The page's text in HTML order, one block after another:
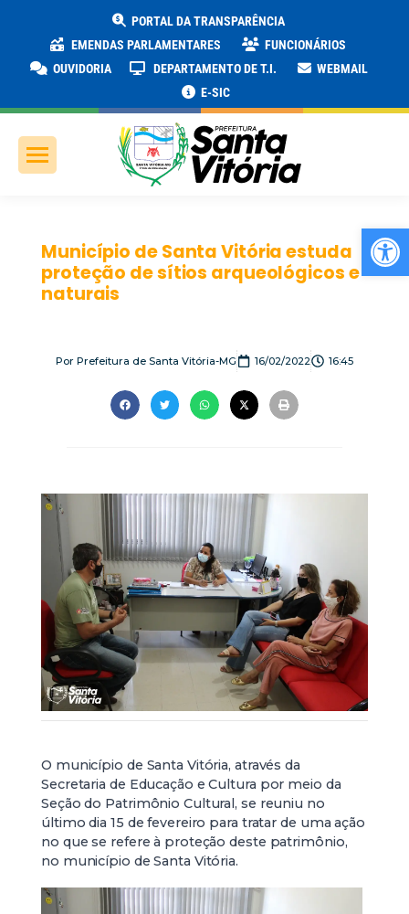
PORTAL DA TRANSPARÊNCIA
EMENDAS PARLAMENTARES
FUNCIONÁRIOS
OUVIDORIA
DEPARTAMENTO DE T.I.
WEBMAIL
E-SIC
Município de Santa Vitória estuda
proteção de sítios arqueológicos e
naturais
Por Prefeitura de Santa Vitória-MG 16/02/2022 16:45
O município de Santa Vitória, através da
Secretaria de Educação e Cultura por meio da
Seção do Patrimônio Cultural, se reuniu no
último dia 15 de fevereiro para tratar de uma ação
no que se refere à proteção deste patrimônio,
no município de Santa Vitória.